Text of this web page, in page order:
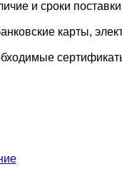
и сроки
карты,